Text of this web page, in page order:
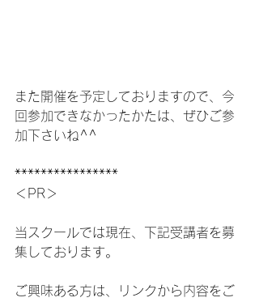
また開催を予定しておりますので、今
回参加できなかったかたは、ぜひご参
加下さいね^^
****************
＜PR＞
当スクールでは現在、下記受講者を募
集しております。
ご興味ある方は、リンクから内容をご